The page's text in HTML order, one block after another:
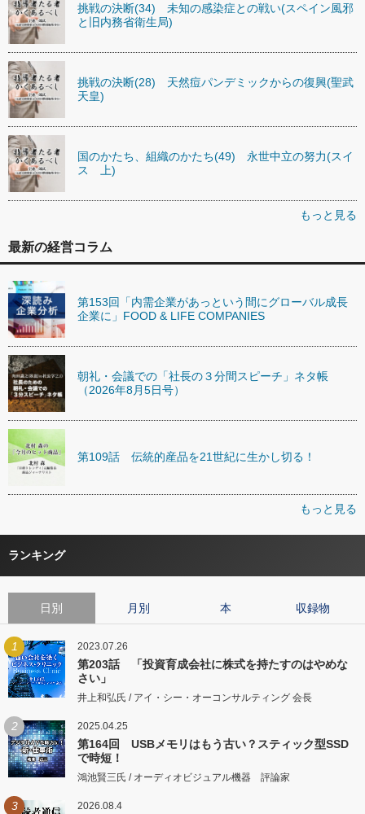
挑戦の決断(34) 未知の感染症との戦い(スペイン風邪
と旧内務省衛生局)
挑戦の決断(28) 天然痘パンデミックからの復興(聖武
天皇)
国のかたち、組織のかたち(49) 永世中立の努力(スイ
ス 上)
もっと見る
最新の経営コラム
第153回「内需企業があっという間にグローバル成長
企業に」FOOD & LIFE COMPANIES
朝礼・会議での「社長の３分間スピーチ」ネタ帳
（2026年8月5日号）
第109話 伝統的産品を21世紀に生かし切る！
もっと見る
ランキング
日別 月別 本 収録物
1 2023.07.26
第203話 「投資育成会社に株式を持たすのはやめな
さい」
井上和弘氏 / アイ・シー・オーコンサルティング 会長
2 2025.04.25
第164回 USBメモリはもう古い？スティック型SSD
で時短！
鴻池賢三氏 / オーディオビジュアル機器 評論家
3 2026.08.4